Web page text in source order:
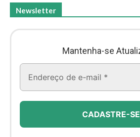
Newsletter
Mantenha-se